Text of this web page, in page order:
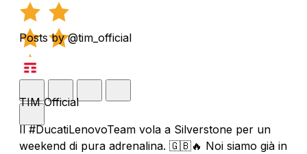
Posts by @tim_official
TIM Official
Il #DucatiLenovoTeam vola a Silverstone per un
weekend di pura adrenalina. 🇬🇧🔥 Noi siamo già in